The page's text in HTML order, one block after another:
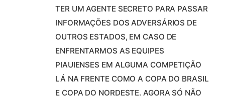
TER UM AGENTE SECRETO PARA PASSAR
INFORMAÇÕES DOS ADVERSÁRIOS DE
OUTROS ESTADOS, EM CASO DE
ENFRENTARMOS AS EQUIPES
PIAUIENSES EM ALGUMA COMPETIÇÃO
LÁ NA FRENTE COMO A COPA DO BRASIL
E COPA DO NORDESTE. AGORA SÓ NÃO